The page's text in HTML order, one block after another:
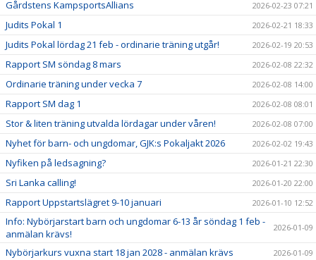
Gårdstens KampsportsAllians 2026-02-23 07:21
Judits Pokal 1 2026-02-21 18:33
Judits Pokal lördag 21 feb - ordinarie träning utgår! 2026-02-19 20:53
Rapport SM söndag 8 mars 2026-02-08 22:32
Ordinarie träning under vecka 7 2026-02-08 14:00
Rapport SM dag 1 2026-02-08 08:01
Stor & liten träning utvalda lördagar under våren! 2026-02-08 07:00
Nyhet för barn- och ungdomar, GJK:s Pokaljakt 2026 2026-02-02 19:43
Nyfiken på ledsagning? 2026-01-21 22:30
Sri Lanka calling! 2026-01-20 22:00
Rapport Uppstartslägret 9-10 januari 2026-01-10 12:52
Info: Nybörjarstart barn och ungdomar 6-13 år söndag 1 feb -
anmälan krävs!
2026-01-09
Nybörjarkurs vuxna start 18 jan 2028 - anmälan krävs 2026-01-09